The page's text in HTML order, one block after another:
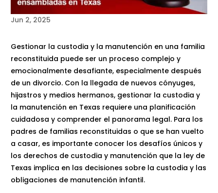
Jun 2, 2025
Gestionar la custodia y la manutención en una familia
reconstituida puede ser un proceso complejo y
emocionalmente desafiante, especialmente después
de un divorcio. Con la llegada de nuevos cónyuges,
hijastros y medios hermanos, gestionar la custodia y
la manutención en Texas requiere una planificación
cuidadosa y comprender el panorama legal. Para los
padres de familias reconstituidas o que se han vuelto
a casar, es importante conocer los desafíos únicos y
los derechos de custodia y manutención que la ley de
Texas implica en las decisiones sobre la custodia y las
obligaciones de manutención infantil.